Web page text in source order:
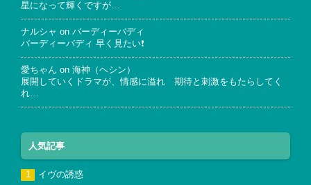
星になって輝くですが…
ナルシャ on バーディーバディ
バーディーバディ 早く見たい❗
愛ちゃん on 海神（ヘシン）
展開していくドラマが、情感に溢れ 期待と刺激をもたらしてく
れ…
人気記事
イヴの誘惑